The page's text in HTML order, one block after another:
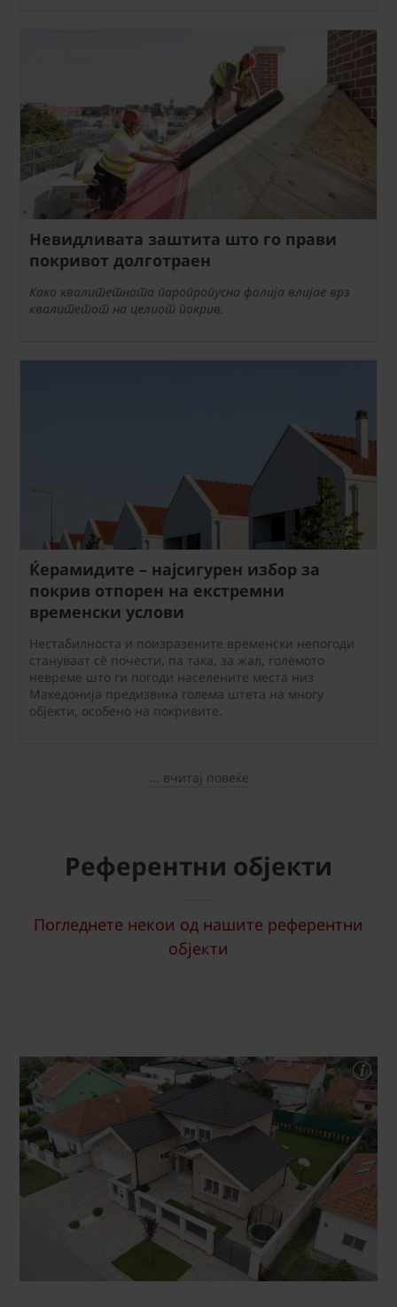
Невидливата заштита што го прави
покривот долготраен
Како квалитетната паропропусна фолија влијае врз
квалитетот на целиот покрив.
Ќерамидите – најсигурен избор за
покрив отпорен на екстремни
временски услови
Нестабилноста и поизразените временски непогоди
стануваат сè почести, па така, за жал, големото
невреме што ги погоди населените места низ
Македонија предизвика голема штета на многу
објекти, особено на покривите.
... вчитај повеќе
Референтни објекти
Погледнете некои од нашите референтни
објекти